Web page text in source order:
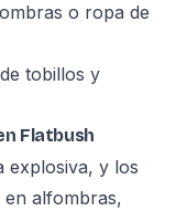
o ropa de
tobillos y
Flatbush
explosiva, y los
en alfombras,